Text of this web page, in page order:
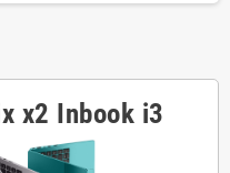
x2 Inbook i3